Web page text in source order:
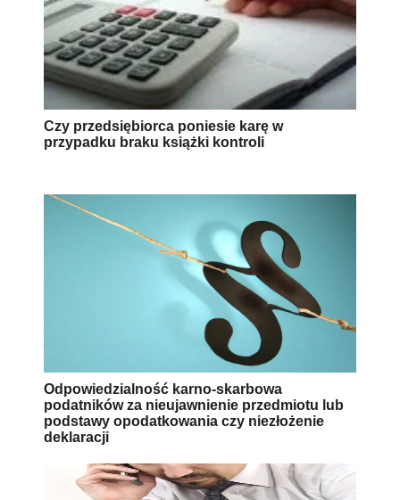
Czy przedsiębiorca poniesie karę w
przypadku braku książki kontroli
Odpowiedzialność karno-skarbowa
podatników za nieujawnienie przedmiotu lub
podstawy opodatkowania czy niezłożenie
deklaracji